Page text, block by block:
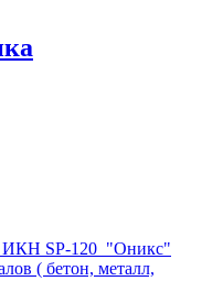
ИКН SP-120 "Оникс"
( бетон, металл,